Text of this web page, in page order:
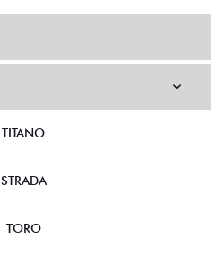
TITANO
STRADA
TORO